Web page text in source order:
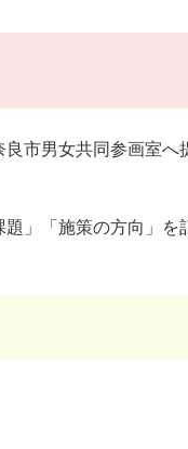
市男女共同参画室へ
」「施策の方向」を